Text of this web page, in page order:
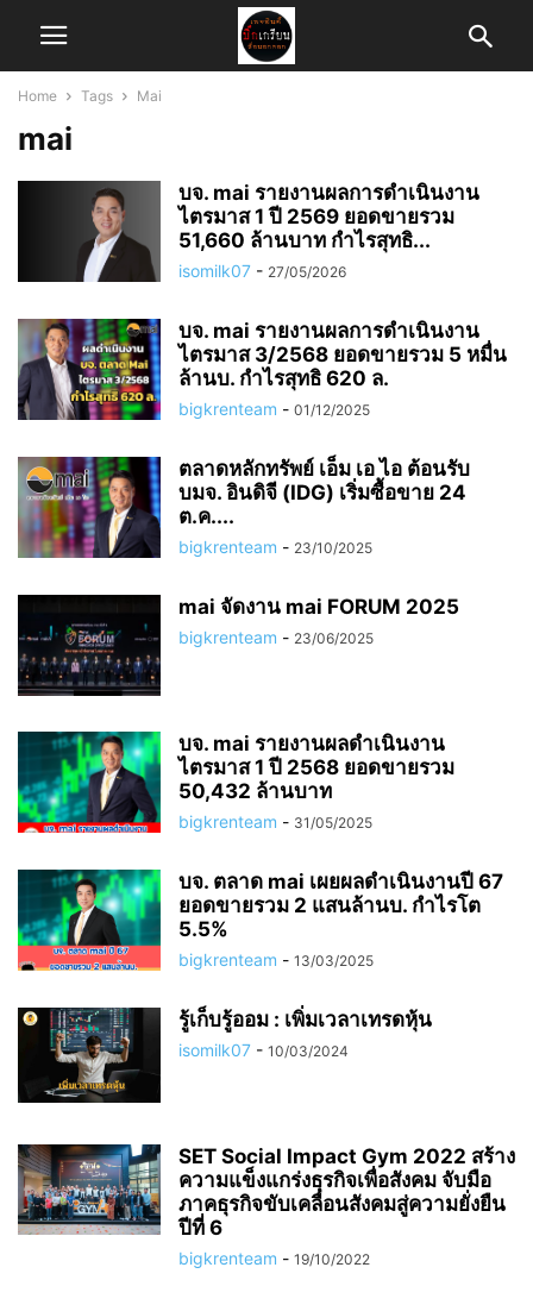
Home Tags Mai
mai
บจ. mai รายงานผลการดำเนินงาน
ไตรมาส 1 ปี 2569 ยอดขายรวม
51,660 ล้านบาท กำไรสุทธิ...
isomilk07 - 27/05/2026
บจ. mai รายงานผลการดำเนินงาน
ไตรมาส 3/2568 ยอดขายรวม 5 หมื่น
ล้านบ. กำไรสุทธิ 620 ล.
bigkrenteam - 01/12/2025
ตลาดหลักทรัพย์ เอ็ม เอ ไอ ต้อนรับ
บมจ. อินดิจี (IDG) เริ่มซื้อขาย 24
ต.ค....
bigkrenteam - 23/10/2025
mai จัดงาน mai FORUM 2025
bigkrenteam - 23/06/2025
บจ. mai รายงานผลดำเนินงาน
ไตรมาส 1 ปี 2568 ยอดขายรวม
50,432 ล้านบาท
bigkrenteam - 31/05/2025
บจ. ตลาด mai เผยผลดำเนินงานปี 67
ยอดขายรวม 2 แสนล้านบ. กำไรโต
5.5%
bigkrenteam - 13/03/2025
รู้เก็บรู้ออม : เพิ่มเวลาเทรดหุ้น
isomilk07 - 10/03/2024
SET Social Impact Gym 2022 สร้าง
ความแข็งแกร่งธุรกิจเพื่อสังคม จับมือ
ภาคธุรกิจขับเคลื่อนสังคมสู่ความยั่งยืน
ปีที่ 6
bigkrenteam - 19/10/2022